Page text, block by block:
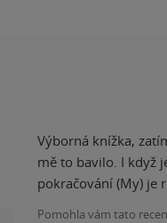
Výborná knížka,
mě to bavilo. I když
pokračování (My) je
Pomohla vám tato